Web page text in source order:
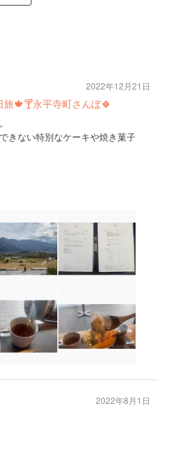
旅🍁🍸永平寺町さんぽ🍀
きない特別なケーキや焼き菓子
2022年12月21日
2022年8月1日